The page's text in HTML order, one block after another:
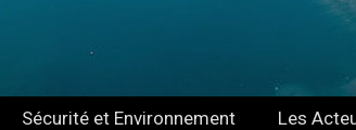
Sécurité et Environnement Les